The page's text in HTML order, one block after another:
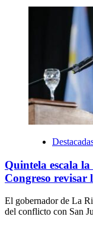
Quintela escala
Congreso revisar
El gobernador de La
del conflicto con San